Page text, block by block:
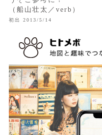
（船山壮太／verb）
初出 2013/5/14